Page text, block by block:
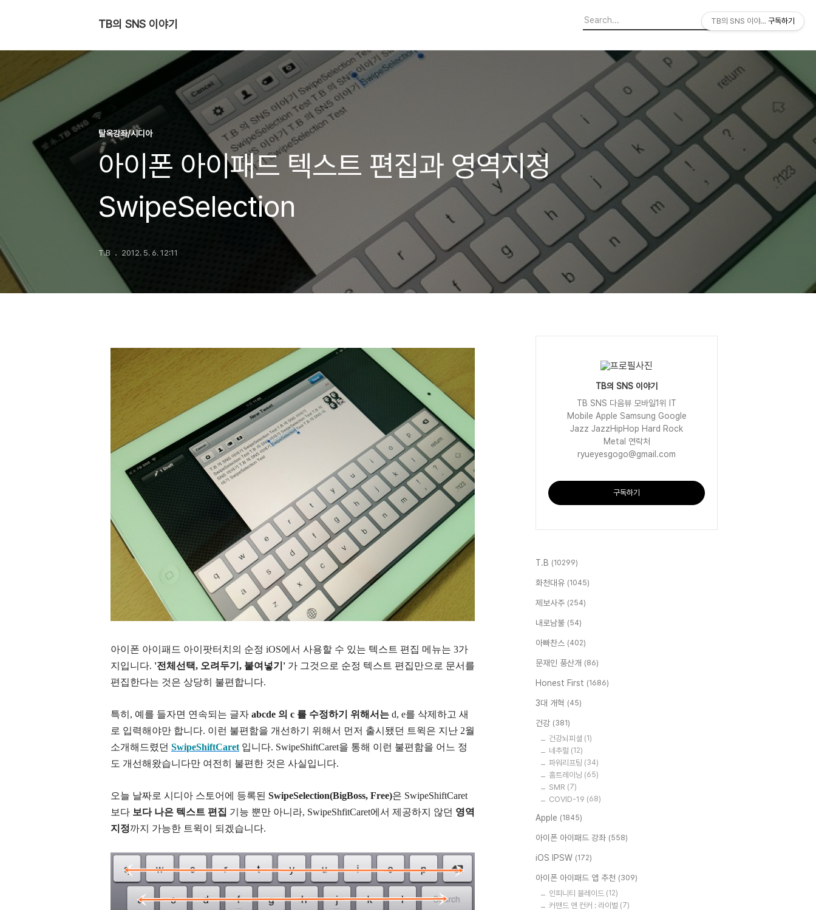
TB의 SNS 이야기
탈옥강좌/시디아
아이폰 아이패드 텍스트 편집과 영역지정
SwipeSelection
T.B 2012. 5. 6. 12:11
아이폰 아이패드 아이팟터치의 순정 iOS에서 사용할 수 있는 텍스트 편집 메뉴는 3가
지입니다. '전체선택, 오려두기, 붙여넣기' 가 그것으로 순정 텍스트 편집만으로 문서를
편집한다는 것은 상당히 불편합니다.
특히, 예를 들자면 연속되는 글자 abcde 의 c 를 수정하기 위해서는 d, e를 삭제하고 새
로 입력해야만 합니다. 이런 불편함을 개선하기 위해서 먼저 출시됐던 트윅은 지난 2월
소개해드렸던 SwipeShiftCaret 입니다. SwipeShiftCaret을 통해 이런 불편함을 어느 정
도 개선해왔습니다만 여전히 불편한 것은 사실입니다.
오늘 날짜로 시디아 스토어에 등록된 SwipeSelection(BigBoss, Free)은 SwipeShiftCaret
보다 보다 나은 텍스트 편집 기능 뿐만 아니라, SwipeShfitCaret에서 제공하지 않던 영역
지정까지 가능한 트윅이 되겠습니다.
TB의 SNS 이야기
TB SNS 다음뷰 모바일1위 IT
Mobile Apple Samsung Google
Jazz JazzHipHop Hard Rock
Metal 연락처
ryueyesgogo@gmail.com
구독하기
T.B (10299)
화천대유 (1045)
제보사주 (254)
내로남불 (54)
아빠찬스 (402)
문재인 풍산개 (86)
Honest First (1686)
3대 개혁 (45)
건강 (381)
건강뇌피셜 (1)
네추럴 (12)
파워리프팅 (34)
홈트레이닝 (65)
SMR (7)
COVID-19 (68)
Apple (1845)
아이폰 아이패드 강좌 (558)
iOS IPSW (172)
아이폰 아이패드 앱 추천 (309)
인피니티 블레이드 (12)
커맨드 앤 컨커 : 라이벌 (7)
TB의 SNS 이야기 구독하기